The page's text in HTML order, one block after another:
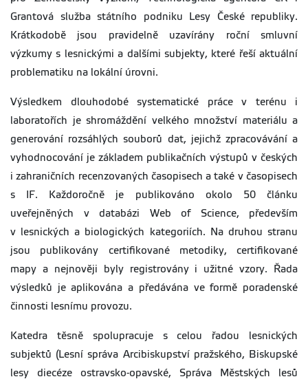
Grantová služba státního podniku Lesy České republiky.
Krátkodobě jsou pravidelně uzavírány roční smluvní
výzkumy s lesnickými a dalšími subjekty, které řeší aktuální
problematiku na lokální úrovni.
Výsledkem dlouhodobé systematické práce v terénu i
laboratořích je shromáždění velkého množství materiálu a
generování rozsáhlých souborů dat, jejichž zpracovávání a
vyhodnocování je základem publikačních výstupů v českých
i zahraničních recenzovaných časopisech a také v časopisech
s IF. Každoročně je publikováno okolo 50 článku
uveřejněných v databázi Web of Science, především
v lesnických a biologických kategoriích. Na druhou stranu
jsou publikovány certifikované metodiky, certifikované
mapy a nejnověji byly registrovány i užitné vzory. Řada
výsledků je aplikována a předávána ve formě poradenské
činnosti lesnímu provozu.
Katedra těsně spolupracuje s celou řadou lesnických
subjektů (Lesní správa Arcibiskupství pražského, Biskupské
lesy diecéze ostravsko-opavské, Správa Městských lesů